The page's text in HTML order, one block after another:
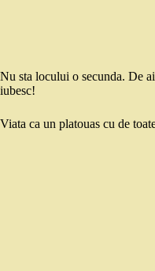
Nu sta locului o secunda. De
iubesc!
Viata ca un platouas cu de